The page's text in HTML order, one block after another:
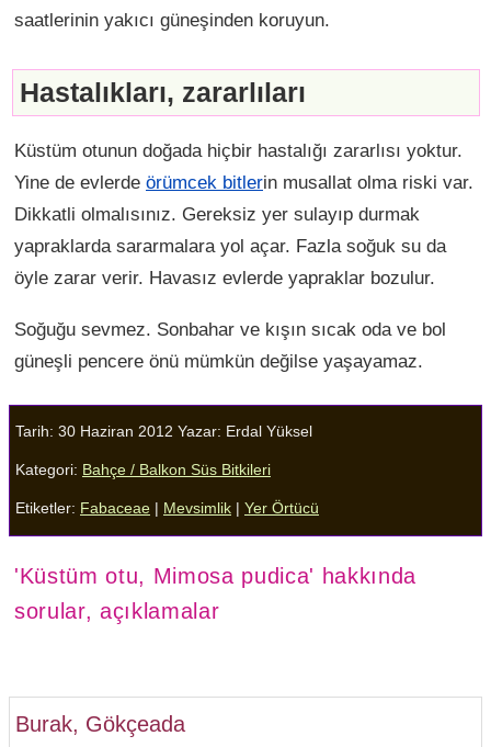
saatlerinin yakıcı güneşinden koruyun.
Hastalıkları, zararlıları
Küstüm otunun doğada hiçbir hastalığı zararlısı yoktur.
Yine de evlerde örümcek bitlerin musallat olma riski var.
Dikkatli olmalısınız. Gereksiz yer sulayıp durmak
yapraklarda sararmalara yol açar. Fazla soğuk su da
öyle zarar verir. Havasız evlerde yapraklar bozulur.
Soğuğu sevmez. Sonbahar ve kışın sıcak oda ve bol
güneşli pencere önü mümkün değilse yaşayamaz.
Tarih: 30 Haziran 2012 Yazar: Erdal Yüksel
Kategori: Bahçe / Balkon Süs Bitkileri
Etiketler: Fabaceae Mevsimlik Yer Örtücü
'Küstüm otu, Mimosa pudica' hakkında
sorular, açıklamalar
Burak, Gökçeada